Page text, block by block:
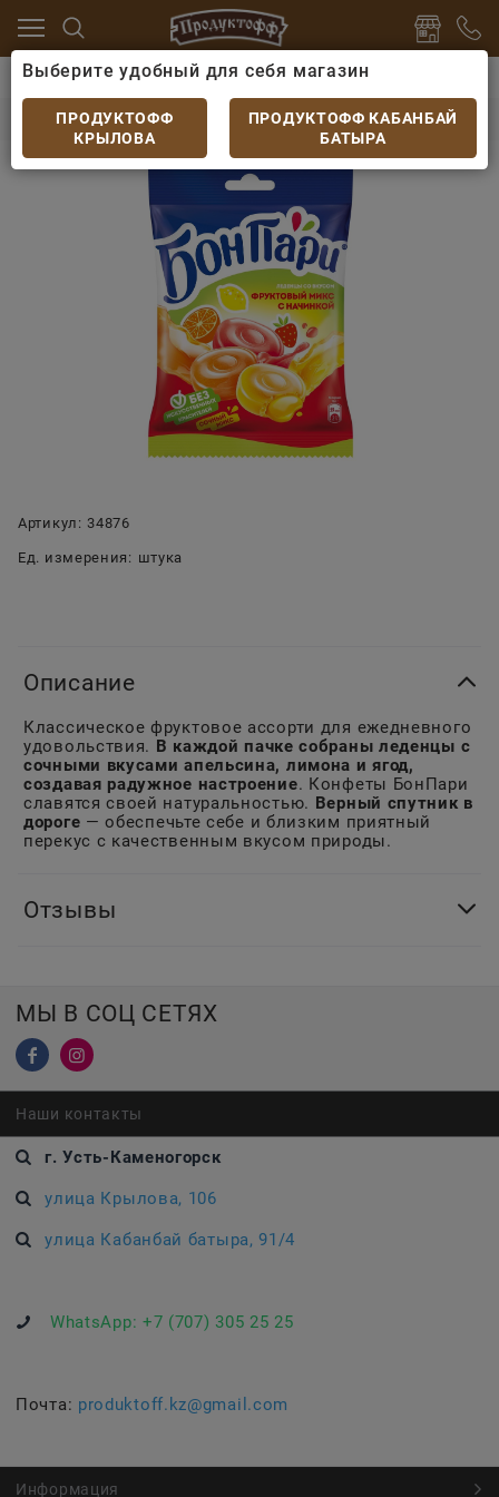
Конфеты, леденцы
БонПари леденцы
БонПари леденцы Фруктовый микс 75 гр
Артикул: 34876
Ед. измерения: штука
Описание
Классическое фруктовое ассорти для ежедневного
удовольствия. В каждой пачке собраны леденцы с
сочными вкусами апельсина, лимона и ягод,
создавая радужное настроение. Конфеты БонПари
славятся своей натуральностью. Верный спутник в
дороге — обеспечьте себе и близким приятный
перекус с качественным вкусом природы.
Отзывы
МЫ В СОЦ СЕТЯХ
Наши контакты
г. Усть-Каменогорск
улица Крылова, 106
улица Кабанбай батыра, 91/4
WhatsApp: +7 (707) 305 25 25
Почта: produktoff.kz@gmail.com
Информация
Выберите удобный для себя магазин
ПРОДУКТОФФ
КРЫЛОВА
ПРОДУКТОФФ КАБАНБАЙ
БАТЫРА